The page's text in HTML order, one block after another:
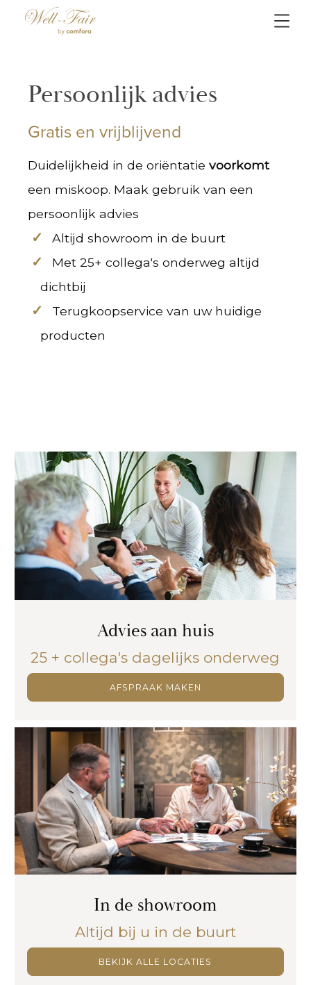
Persoonlijk advies
Gratis en vrijblijvend
Duidelijkheid in de oriëntatie voorkomt
een miskoop. Maak gebruik van een
persoonlijk advies
Altijd showroom in de buurt
Met 25+ collega's onderweg altijd
dichtbij
Terugkoopservice van uw huidige
producten
Advies aan huis
25 + collega's dagelijks onderweg
AFSPRAAK MAKEN
In de showroom
Altijd bij u in de buurt
BEKIJK ALLE LOCATIES